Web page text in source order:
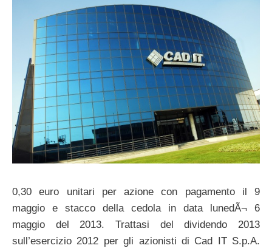
0,30 euro unitari per azione con pagamento il 9
maggio e stacco della cedola in data lunedÃ¬ 6
maggio del 2013. Trattasi del dividendo 2013
sull’esercizio 2012 per gli azionisti di Cad IT S.p.A.